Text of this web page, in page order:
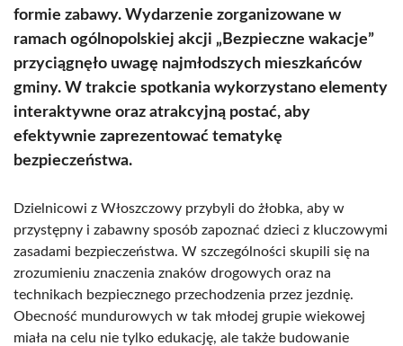
formie zabawy. Wydarzenie zorganizowane w
ramach ogólnopolskiej akcji „Bezpieczne wakacje”
przyciągnęło uwagę najmłodszych mieszkańców
gminy. W trakcie spotkania wykorzystano elementy
interaktywne oraz atrakcyjną postać, aby
efektywnie zaprezentować tematykę
bezpieczeństwa.
Dzielnicowi z Włoszczowy przybyli do żłobka, aby w
przystępny i zabawny sposób zapoznać dzieci z kluczowymi
zasadami bezpieczeństwa. W szczególności skupili się na
zrozumieniu znaczenia znaków drogowych oraz na
technikach bezpiecznego przechodzenia przez jezdnię.
Obecność mundurowych w tak młodej grupie wiekowej
miała na celu nie tylko edukację, ale także budowanie